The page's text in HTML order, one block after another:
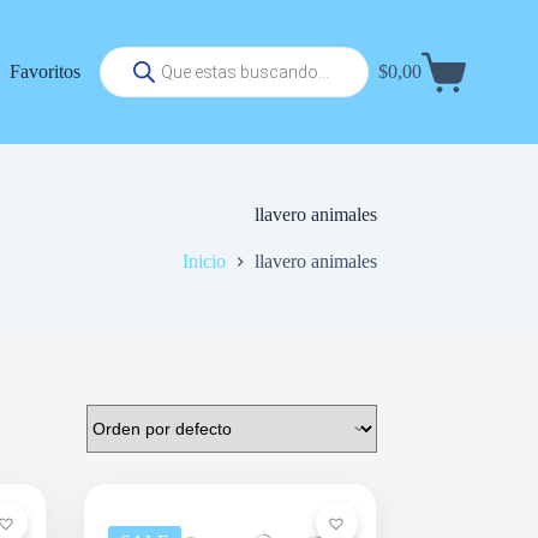
Favoritos
Búsqueda
de
productos
Carrito
$0,00
llavero animales
Inicio llavero animales